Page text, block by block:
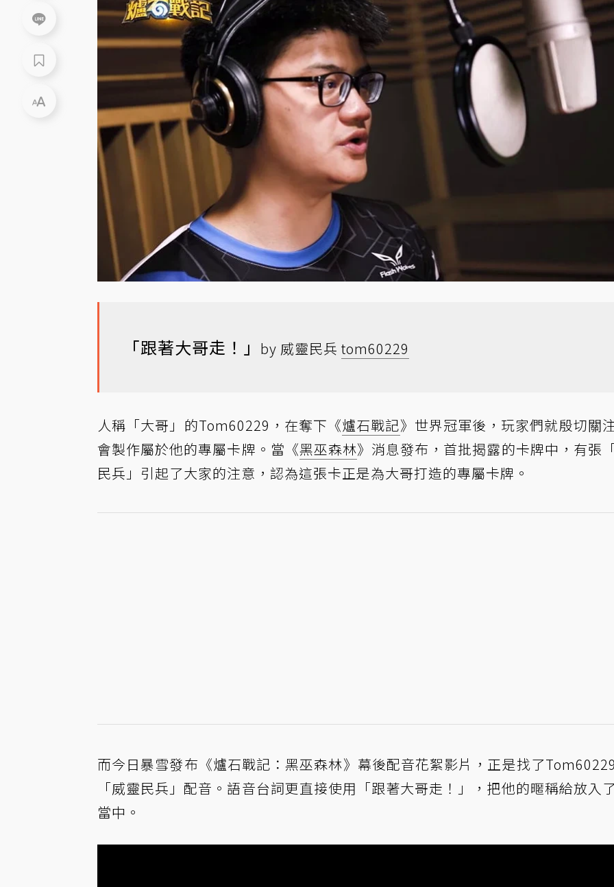
「跟著大哥走！」 by 威靈民兵 tom60229
人稱「大哥」的Tom60229，在奪下《爐石戰記》世界冠軍後，玩家們就殷切關
會製作屬於他的專屬卡牌。當《黑巫森林》消息發布，首批揭露的卡牌中，有張
民兵」引起了大家的注意，認為這張卡正是為大哥打造的專屬卡牌。
而今日暴雪發布《爐石戰記：黑巫森林》幕後配音花絮影片，正是找了
「威靈民兵」配音。語音台詞更直接使用「跟著大哥走！」，把他的暱稱給放入
當中。